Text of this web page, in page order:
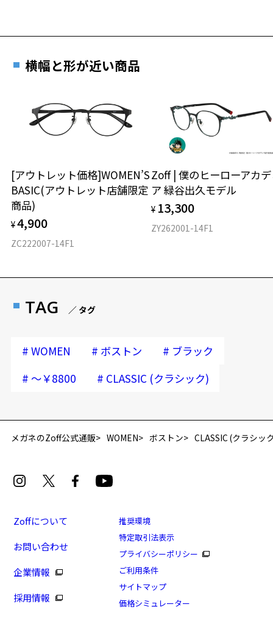
再入荷お知らせメールのお申し込み
ベーシックで使いやすいボストン型(WEB・アウトレ
商品番号：ZL251005-14E1/フレームカラー：ブラック/
単価：￥6,600
横幅と形が近い商品
[アウトレット価格]WOMEN’S
BASIC(アウトレット店舗限定
商品)
¥4,900
ZC222007-14F1
Zoff | 僕のヒーローアカ
ア 緑谷出久モデル
¥ 13,300
ZY262001-14F1
TAG ／ タグ
# WOMEN # ボストン # ブラック
# ～￥8800 # CLASSIC (クラシック)
メガネのZoff公式通販 WOMEN ボストン CLASSIC (クラシッ
Zoffについて
お問い合わせ
企業情報
採用情報
推奨環境
特定取引法表示
プライバシーポリシー
ご利用条件
サイトマップ
価格シミュレーター